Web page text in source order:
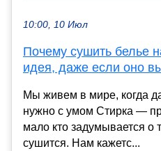
10:00, 10 Июл
Почему сушить белье
идея, даже если оно
Мы живем в мире, когда
нужно с умом Стирка —
мало кто задумывается о
сушится. Нам кажетс...